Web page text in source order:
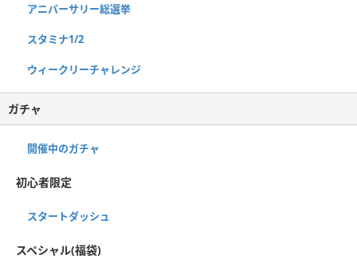
アニバーサリー総選挙
スタミナ1/2
ウィークリーチャレンジ
ガチャ
開催中のガチャ
初心者限定
スタートダッシュ
スペシャル(福袋)